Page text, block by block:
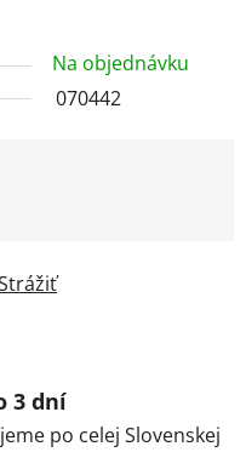
Na objednávku
070442
3 dní
po celej Slovenskej